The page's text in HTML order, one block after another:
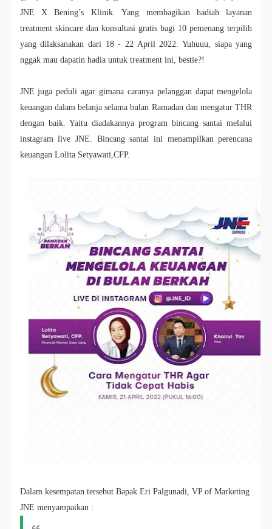
JNE X Bening’s Klinik. Yang membagikan hadiah layanan
treatment skincare dan konsultasi gratis bagi 10 pemenang terpilih
yang dilaksanakan dari 18 - 22 April 2022. Yuhuuu, siapa yang
nggak mau dapatin hadia untuk treatment ini, bestie?!
JNE juga peduli agar gimana caranya pelanggan dapat mengelola
keuangan dalam belanja selama bulan Ramadan dan mengatur THR
dengan baik. Yaitu diadakannya program bincang santai melalui
instagram live JNE. Bincang santai ini menampilkan perencana
keuangan Lolita Setyawati,CFP.
Dalam kesempatan tersebut Bapak Eri Palgunadi, VP of Marketing
JNE menyampaikan :